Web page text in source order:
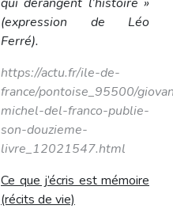
(expression de Léo
Ferré).
https://actu.fr/ile-de-
france/pontoise_95500/
michel-del-franco-publie-
son-douzieme-
livre_12021547.html
Ce que j’écris est mémoire
(récits de vie)